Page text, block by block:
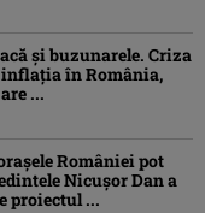
și buzunarele. Criza
inflația în România,
...
României pot
Nicușor Dan a
proiectul ...